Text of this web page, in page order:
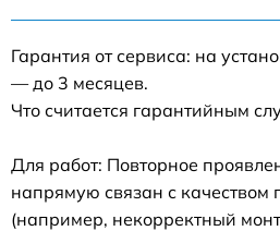
Гарантия от сервиса: на
— до 3 месяцев.
Что считается гарантийным
Для работ: Повторное
напрямую связан с качеством
(например, некорректный